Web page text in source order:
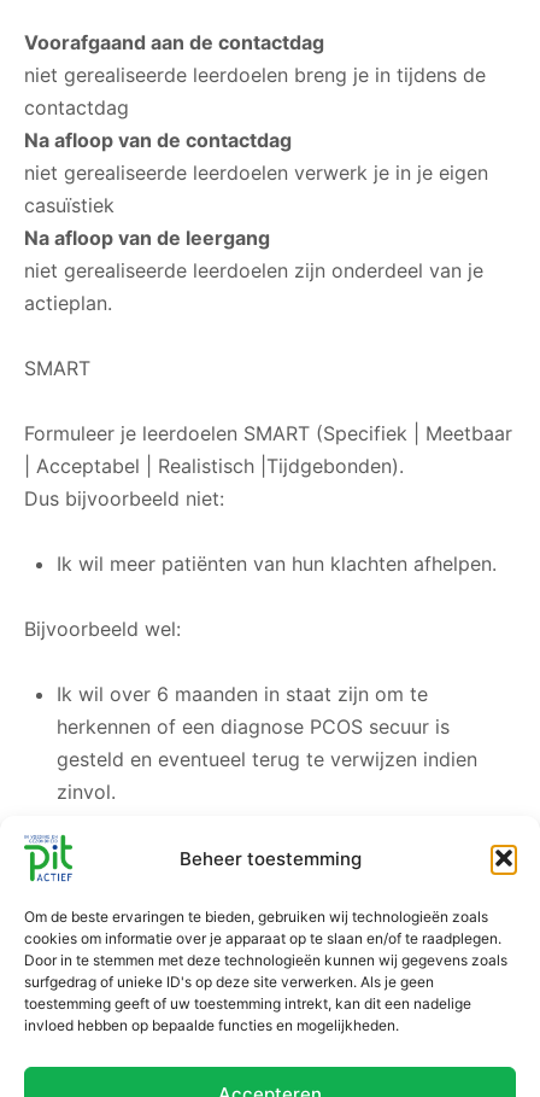
Beheer toestemming
Om de beste ervaringen te bieden, gebruiken wij technologieën zoals
cookies om informatie over je apparaat op te slaan en/of te raadplegen.
Door in te stemmen met deze technologieën kunnen wij gegevens zoals
surfgedrag of unieke ID's op deze site verwerken. Als je geen
toestemming geeft of uw toestemming intrekt, kan dit een nadelige
invloed hebben op bepaalde functies en mogelijkheden.
Voorafgaand aan de contactdag
niet gerealiseerde leerdoelen breng je in tijdens de
contactdag
Na afloop van de contactdag
niet gerealiseerde leerdoelen verwerk je in je eigen
casuïstiek
Na afloop van de leergang
niet gerealiseerde leerdoelen zijn onderdeel van je
actieplan.
SMART
Formuleer je leerdoelen SMART (Specifiek | Meetbaar
| Acceptabel | Realistisch |Tijdgebonden).
Dus bijvoorbeeld niet:
Ik wil meer patiënten van hun klachten afhelpen.
Bijvoorbeeld wel:
Ik wil over 6 maanden in staat zijn om te
herkennen of een diagnose PCOS secuur is
gesteld en eventueel terug te verwijzen indien
zinvol.
of
Ik wil over 6 maanden in staat zijn om 5-10%
gewichtsverlies bij 70% van mijn PCOS-patiënten
met insulineresistentie te realiseren door middel
van dieet en leefstijlaanpassingen
Download dit formulier | sla het op de eigen